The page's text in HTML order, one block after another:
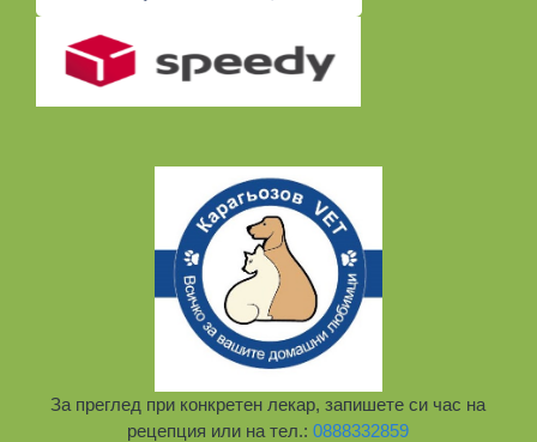
За преглед при конкретен лекар, запишете си час на
рецепция или на тел.:0888332859